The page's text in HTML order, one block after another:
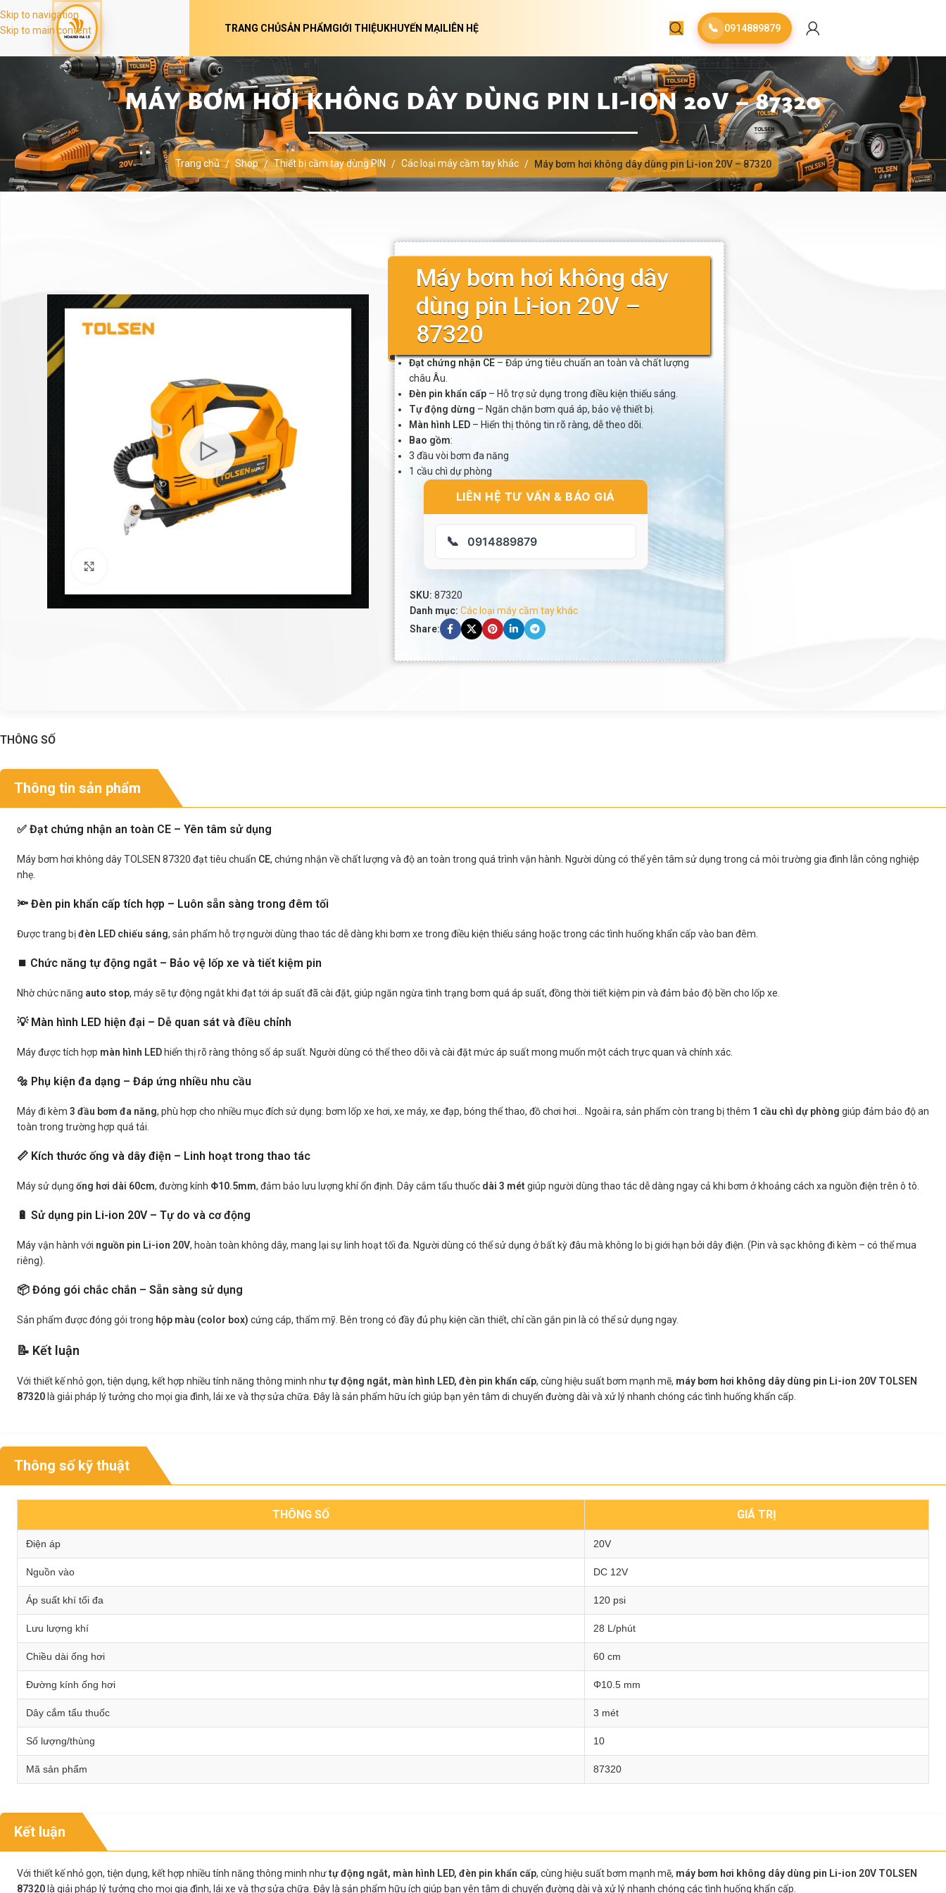
Skip to navigation
Skip to main content
TRANG CHỦSẢN PHẨMGIỚI THIỆUKHUYẾN MẠILIÊN HỆ 📞 0914889879
MÁY BƠM HƠI KHÔNG DÂY DÙNG PIN LI-ION 20V – 87320
Trang chủ / Shop / Thiết bị cầm tay dùng PIN / Các loại máy cầm tay khác / Máy bơm hơi không dây dùng pin Li-ion 20V – 87320
Máy bơm hơi không dây
dùng pin Li-ion 20V –
87320
Đạt chứng nhận CE– Đáp ứng tiêu chuẩn an toàn và chất lượng
châu Âu.
Đèn pin khẩn cấp– Hỗ trợ sử dụng trong điều kiện thiếu sáng.
Tự động dừng – Ngăn chặn bơm quá áp, bảo vệ thiết bị.
Màn hình LED– Hiển thị thông tin rõ ràng, dễ theo dõi.
Bao gồm:
3 đầu vòi bơm đa năng
1 cầu chì dự phòng
LIÊN HỆ TƯ VẤN & BÁO GIÁ
📞 0914889879
SKU: 87320
Danh mục: Các loại máy cầm tay khác
Share:
THÔNG SỐ
Thông tin sản phẩm
✅ Đạt chứng nhận an toàn CE – Yên tâm sử dụng
Máy bơm hơi không dây TOLSEN 87320 đạt tiêu chuẩn CE, chứng nhận về chất lượng và độ an toàn trong quá trình vận hành. Người dùng có thể yên tâm sử dụng trong cả môi trường gia đình lẫn công nghiệp
nhẹ.
🔦 Đèn pin khẩn cấp tích hợp – Luôn sẵn sàng trong đêm tối
Được trang bịđèn LED chiếu sáng, sản phẩm hỗ trợ người dùng thao tác dễ dàng khi bơm xe trong điều kiện thiếu sáng hoặc trong các tình huống khẩn cấp vào ban đêm.
⏹️ Chức năng tự động ngắt – Bảo vệ lốp xe và tiết kiệm pin
Nhờ chức năng auto stop, máy sẽ tự động ngắt khi đạt tới áp suất đã cài đặt, giúp ngăn ngừa tình trạng bơm quá áp suất, đồng thời tiết kiệm pin và đảm bảo độ bền cho lốp xe.
💡 Màn hình LED hiện đại – Dễ quan sát và điều chỉnh
Máy được tích hợp màn hình LED hiển thị rõ ràng thông số áp suất. Người dùng có thể theo dõi và cài đặt mức áp suất mong muốn một cách trực quan và chính xác.
🔩 Phụ kiện đa dạng – Đáp ứng nhiều nhu cầu
Máy đi kèm 3 đầu bơm đa năng, phù hợp cho nhiều mục đích sử dụng: bơm lốp xe hơi, xe máy, xe đạp, bóng thể thao, đồ chơi hơi… Ngoài ra, sản phẩm còn trang bị thêm 1 cầu chì dự phòng giúp đảm bảo độ an
toàn trong trường hợp quá tải.
📏 Kích thước ống và dây điện – Linh hoạt trong thao tác
Máy sử dụng ống hơi dài 60cm, đường kính Φ10.5mm, đảm bảo lưu lượng khí ổn định. Dây cắm tẩu thuốc dài 3 mét giúp người dùng thao tác dễ dàng ngay cả khi bơm ở khoảng cách xa nguồn điện trên ô tô.
🔋 Sử dụng pin Li-ion 20V – Tự do và cơ động
Máy vận hành với nguồn pin Li-ion 20V, hoàn toàn không dây, mang lại sự linh hoạt tối đa. Người dùng có thể sử dụng ở bất kỳ đâu mà không lo bị giới hạn bởi dây điện. (Pin và sạc không đi kèm – có thể mua
riêng).
📦 Đóng gói chắc chắn – Sẵn sàng sử dụng
Sản phẩm được đóng gói trong hộp màu (color box) cứng cáp, thẩm mỹ. Bên trong có đầy đủ phụ kiện cần thiết, chỉ cần gắn pin là có thể sử dụng ngay.
📝 Kết luận
Với thiết kế nhỏ gọn, tiện dụng, kết hợp nhiều tính năng thông minh nhưtự động ngắt, màn hình LED, đèn pin khẩn cấp, cùng hiệu suất bơm mạnh mẽ, máy bơm hơi không dây dùng pin Li-ion 20V TOLSEN
87320 là giải pháp lý tưởng cho mọi gia đình, lái xe và thợ sửa chữa. Đây là sản phẩm hữu ích giúp bạn yên tâm di chuyển đường dài và xử lý nhanh chóng các tình huống khẩn cấp.
Thông số kỹ thuật
THÔNG SỐ GIÁ TRỊ
Điện áp 20V
Nguồn vào DC 12V
Áp suất khí tối đa 120 psi
Lưu lượng khí 28 L/phút
Chiều dài ống hơi 60 cm
Đường kính ống hơi Φ10.5 mm
Dây cắm tẩu thuốc 3 mét
Số lượng/thùng 10
Mã sản phẩm 87320
Kết luận
Với thiết kế nhỏ gọn, tiện dụng, kết hợp nhiều tính năng thông minh nhưtự động ngắt, màn hình LED, đèn pin khẩn cấp, cùng hiệu suất bơm mạnh mẽ, máy bơm hơi không dây dùng pin Li-ion 20V TOLSEN
87320 là giải pháp lý tưởng cho mọi gia đình, lái xe và thợ sửa chữa. Đây là sản phẩm hữu ích giúp bạn yên tâm di chuyển đường dài và xử lý nhanh chóng các tình huống khẩn cấp.